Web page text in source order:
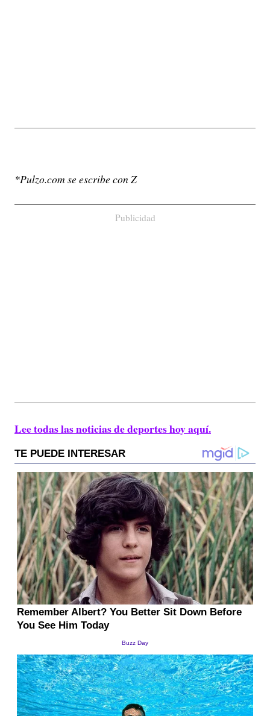
*Pulzo.com se escribe con Z
Publicidad
Lee todas las noticias de deportes hoy aquí.